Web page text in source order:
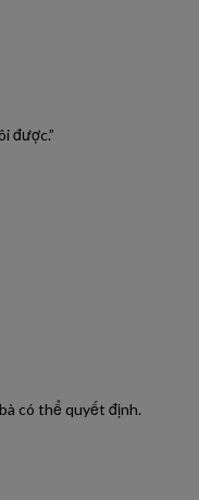
được.”
có thể quyết định.